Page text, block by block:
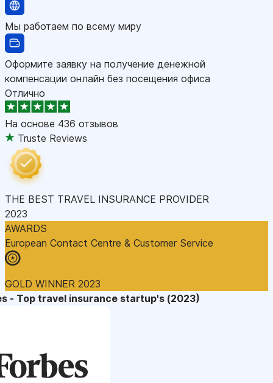
Мы работаем по всему миру
Оформите заявку на получение денежной
компенсации онлайн без посещения офиса
Отлично
На основе 436 отзывов
Truste Reviews
THE BEST TRAVEL INSURANCE PROVIDER
2023
AWARDS
European Contact Centre & Customer Service
GOLD WINNER 2023
- Top travel insurance startup's (2023)